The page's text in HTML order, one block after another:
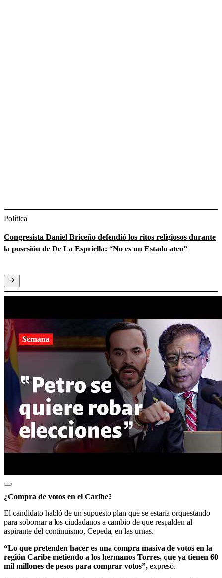
Política
Congresista Daniel Briceño defendió los ritos religiosos durante
la posesión de De La Espriella: “No es un Estado ateo”
¿Compra de votos en el Caribe?
El candidato habló de un supuesto plan que se estaría orquestando
para sobornar a los ciudadanos a cambio de que respalden al
aspirante del continuismo, Cepeda, en las urnas.
“Lo que pretenden hacer es una compra masiva de votos en la
región Caribe metiendo a los hermanos Torres, que ya tienen 60
mil millones de pesos para comprar votos”, expresó.